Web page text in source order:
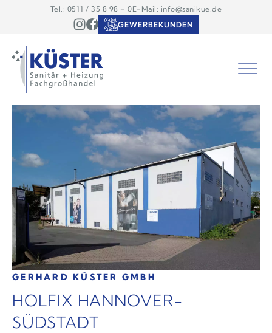
Tel.: 0511 / 35 8 98 – 0E-Mail: info@sanikue.de
GEWERBEKUNDEN
GERHARD KÜSTER GMBH
HOLFIX HANNOVER-
SÜDSTADT